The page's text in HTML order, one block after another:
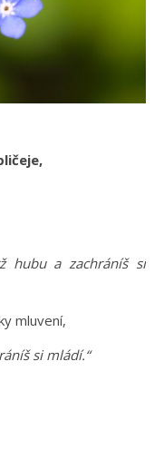
hubu a zachráníš si
mluvení,
si mládí.“